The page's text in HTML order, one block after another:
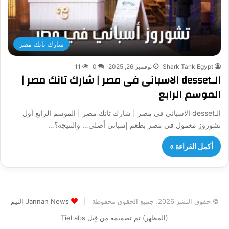
شارك تانك مصر
Shark Tank Egypt نوفمبر 26, 2025 0
11
الـdesset الاسبانى فى مصر | شارك تانك مصر |
الموسم الرابع
الـdesset الاسبانى فى مصر | شارك تانك مصر | الموسم الرابع أول
تشوروز معمول في مصر بطعم إسباني أصلي… والنتيجة؟…
أكمل القراءة »
© حقوق النشر 2026، جميع الحقوق محفوظة |
Jannah News الثيم
(المظهر) تم تصميمه من قِبل TieLabs